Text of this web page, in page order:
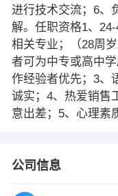
进行技术交流；6、
解。任职资格1、
相关专业；（28周
者可为中专或高中
作经验者优先；3、
诚实；4、热爱销售
意出差；5、心理素
公司信息